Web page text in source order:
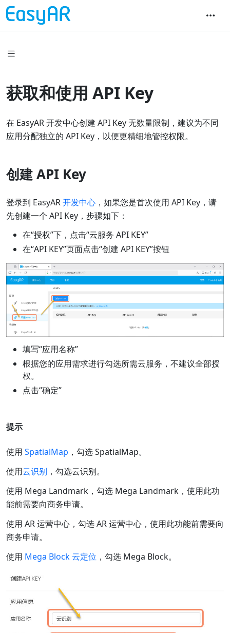
获取和使用 API Key
在 EasyAR 开发中心创建 API Key 无数量限制，建议为不同
应用分配独立的 API Key，以便更精细地管控权限。
创建 API Key
登录到 EasyAR开发中心 ，如果您是首次使用 API Key，请
先创建一个 API Key，步骤如下：
在“授权”下，点击“云服务 API KEY”
在“API KEY”页面点击“创建 API KEY”按钮
填写“应用名称”
根据您的应用需求进行勾选所需云服务，不建议全部授
权。
点击“确定”
提示
使用 SpatialMap ，勾选 SpatialMap。
使用云识别 ，勾选云识别。
使用 Mega Landmark，勾选 Mega Landmark，使用此功
能前需要向商务申请。
使用 AR 运营中心，勾选 AR 运营中心，使用此功能前需要向
商务申请。
使用 Mega Block 云定位 ，勾选 Mega Block。